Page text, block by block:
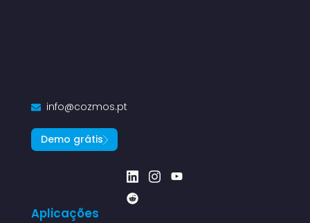
info@cozmos.pt
Demo grátis
Aplicações